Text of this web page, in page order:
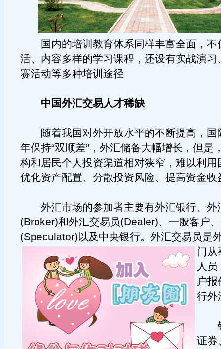
国内的培训教育体系同样丰富全面，不
活、内容多样的学习课程，还设有实战演习
赛活动等多种培训途径
中国外汇交易人才稀缺
随着我国对外开放水平的不断提高，国
年保持“双顺差”，外汇储备大幅增长，但是
构和居民个人投资渠道相对狭窄，难以利用
优化资产配置、分散投资风险、提高资金收
外汇市场的参加者主要有外汇银行、外
(Broker)和外汇交易员(Dealer)、一般客户
(Speculator)以及中央银行。 外汇交易员是
门从
人
户
行外
银
证券